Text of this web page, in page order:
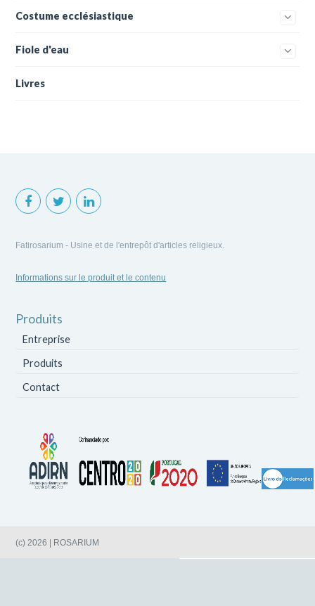
Costume ecclésiastique
Fiole d'eau
Livres
Fatirosarium - Usine et de l'entrepôt d'articles religieux.
Informations sur le produit et le contenu
Produits
Entreprise
Produits
Contact
(c) 2026 | ROSARIUM